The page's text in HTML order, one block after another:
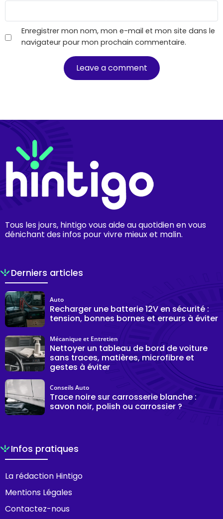
Enregistrer mon nom, mon e-mail et mon site dans le
navigateur pour mon prochain commentaire.
Tous les jours, hintigo vous aide au quotidien en vous
dénichant des infos pour vivre mieux et malin.
Derniers articles
Recharger une batterie 12V en sécurité :
tension, bonnes bornes et erreurs à éviter
Auto
Nettoyer un tableau de bord de voiture
sans traces, matières, microfibre et
gestes à éviter
Mécanique et Entretien
Trace noire sur carrosserie blanche :
savon noir, polish ou carrossier ?
Conseils Auto
Infos pratiques
La rédaction Hintigo
Mentions Légales
Contactez-nous